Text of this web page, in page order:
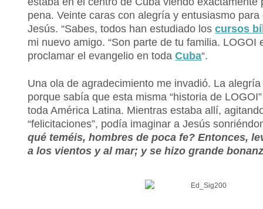
pena. Veinte caras con alegría y entusiasmo
Jesús. “Sabes, todos han estudiado loscursos
mi nuevo amigo. “Son parte de tu familia. LOGOI
proclamar el evangelio en todaCuba“.
Una ola de agradecimiento me invadió. La
porque sabía que esta misma “historia de
toda América Latina. Mientras estaba allí,
“felicitaciones”, podía imaginar a Jesús
qué teméis, hombres de poca fe? Entonces,
a los vientos y al mar; y se hizo grande